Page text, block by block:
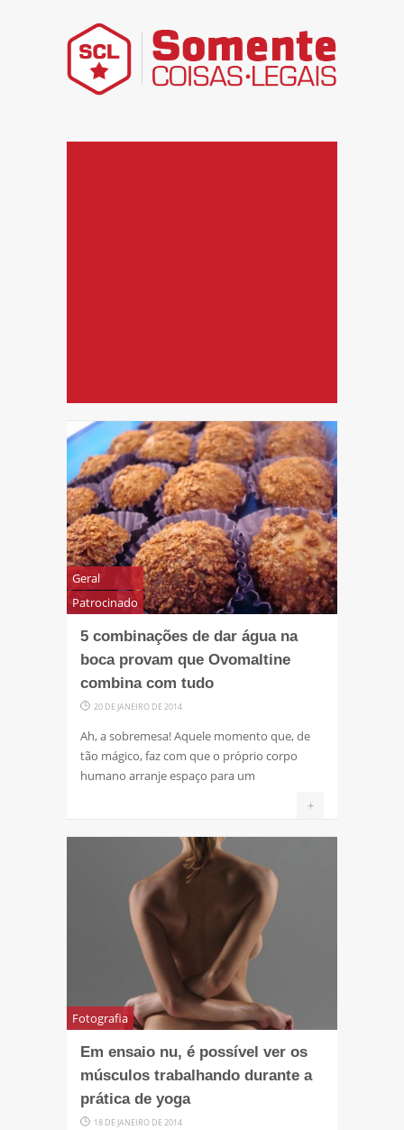
Geral
Patrocinado
5 combinações de dar água na
boca provam que Ovomaltine
combina com tudo
20 DE JANEIRO DE 2014
Ah, a sobremesa! Aquele momento que, de
tão mágico, faz com que o próprio corpo
humano arranje espaço para um
+
Fotografia
Em ensaio nu, é possível ver os
músculos trabalhando durante a
prática de yoga
18 DE JANEIRO DE 2014